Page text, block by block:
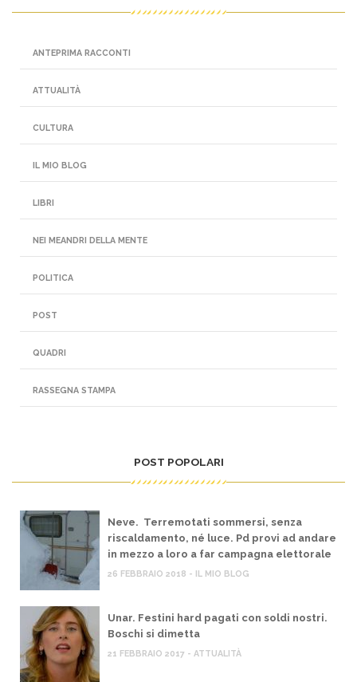
ANTEPRIMA RACCONTI
ATTUALITÀ
CULTURA
IL MIO BLOG
LIBRI
NEI MEANDRI DELLA MENTE
POLITICA
POST
QUADRI
RASSEGNA STAMPA
POST POPOLARI
Neve. Terremotati sommersi, senza
riscaldamento, né luce. Pd provi ad andare
in mezzo a loro a far campagna elettorale
26 FEBBRAIO 2018 - IL MIO BLOG
Unar. Festini hard pagati con soldi nostri.
Boschi si dimetta
21 FEBBRAIO 2017 - ATTUALITÀ